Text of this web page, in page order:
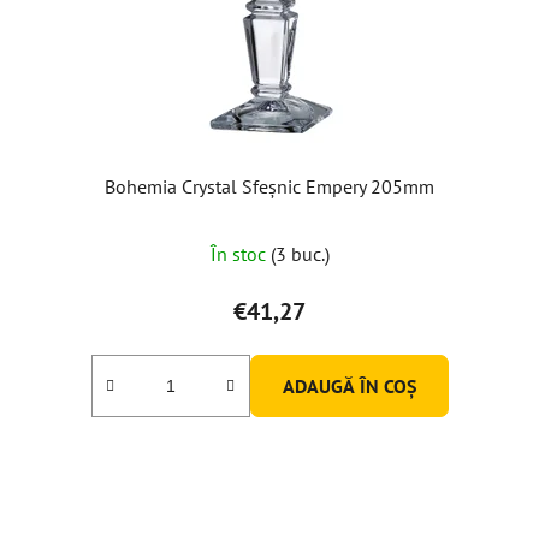
Bohemia Crystal Sfeșnic Empery 205mm
medie
a
produsului
este
3,0
În stoc (3 buc.)
€41,27
ADAUGĂ ÎN COŞ